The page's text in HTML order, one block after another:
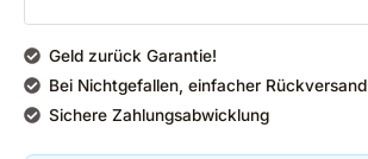
Geld zurück Garantie!
Bei Nichtgefallen, einfacher Rückversand
Sichere Zahlungsabwicklung